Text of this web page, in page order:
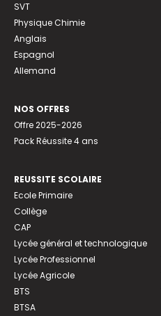
SVT
Physique Chimie
Anglais
Espagnol
Allemand
NOS OFFRES
Offre 2025-2026
Pack Réussite 4 ans
REUSSITE SCOLAIRE
Ecole Primaire
Collège
CAP
Lycée général et technologique
Lycée Professionnel
Lycée Agricole
BTS
BTSA